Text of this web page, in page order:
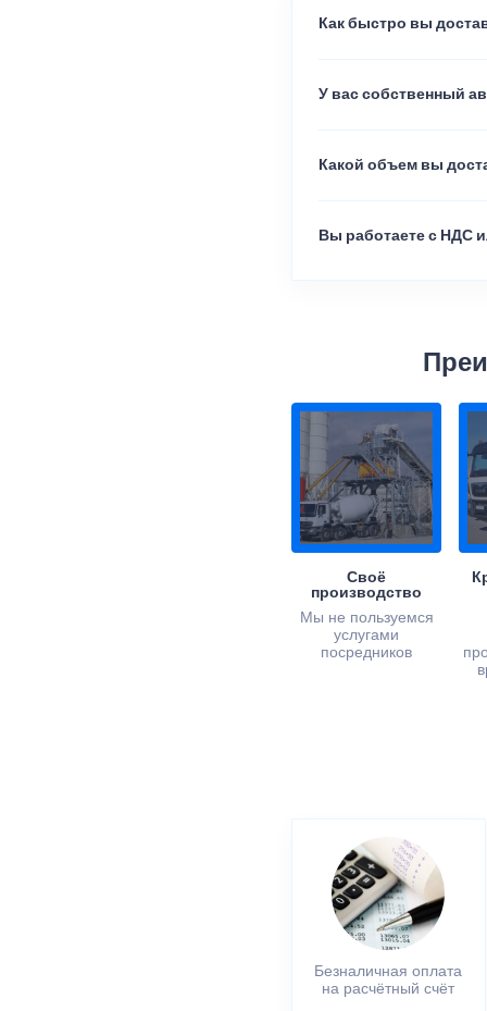
Как быстро вы
У вас собственный
Какой объем вы
Вы работаете с НДС
Своё
производство
Мы не пользуемся
услугами
посредников
Безналичная оплата
на расчётный счёт